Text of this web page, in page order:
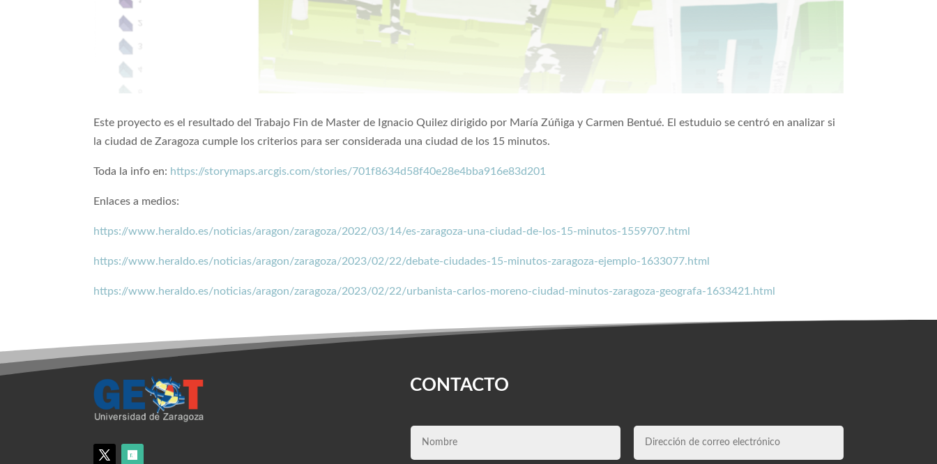
Este proyecto es el resultado del Trabajo Fin de Master de Ignacio Quilez dirigido por María Zúñiga y Carmen Bentué. El estuduio se centró en analizar si
la ciudad de Zaragoza cumple los criterios para ser considerada una ciudad de los 15 minutos.
Toda la info en: https://storymaps.arcgis.com/stories/701f8634d58f40e28e4bba916e83d201
Enlaces a medios:
https://www.heraldo.es/noticias/aragon/zaragoza/2022/03/14/es-zaragoza-una-ciudad-de-los-15-minutos-1559707.html
https://www.heraldo.es/noticias/aragon/zaragoza/2023/02/22/debate-ciudades-15-minutos-zaragoza-ejemplo-1633077.html
https://www.heraldo.es/noticias/aragon/zaragoza/2023/02/22/urbanista-carlos-moreno-ciudad-minutos-zaragoza-geografa-1633421.html
CONTACTO